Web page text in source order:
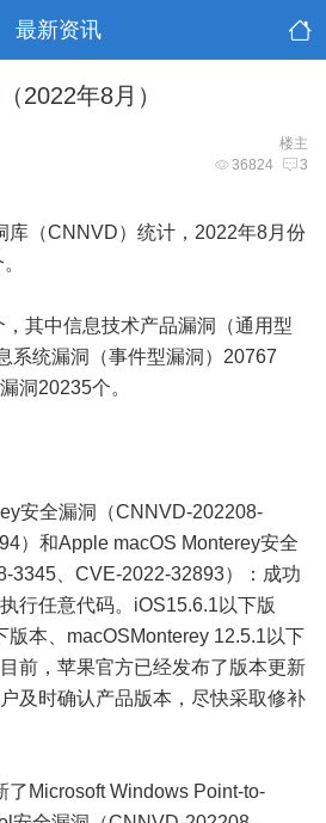
最新资讯
2022年8月）
楼主
36824 3
库（CNNVD）统计，2022年8月份
其中信息技术产品漏洞（通用型
系统漏洞（事件型漏洞）20767
洞20235个。
安全漏洞（CNNVD-202208-
）和Apple macOS Monterey安全
3345、CVE-2022-32893）：成功
行任意代码。iOS15.6.1以下版
版本、macOSMonterey 12.5.1以下
前，苹果官方已经发布了版本更新
及时确认产品版本，尽快采取修补
了Microsoft Windows Point-to-